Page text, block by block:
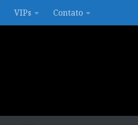
VIPs Contato